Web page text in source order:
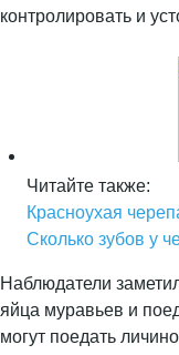
контролировать и
Читайте также:
Красноухая
Сколько зубов у
Наблюдатели
яйца муравьев и
могут поедать